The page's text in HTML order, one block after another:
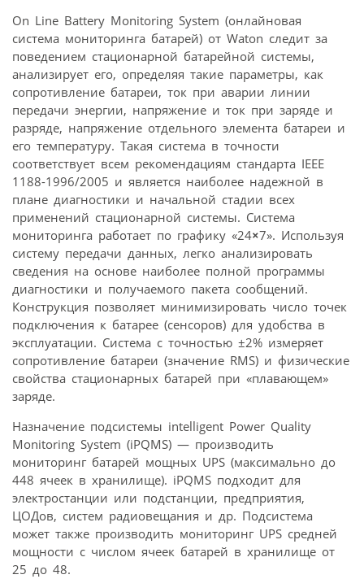
On Line Battery Monitoring System (онлайновая
система мониторинга батарей) от Waton следит за
поведением стационарной батарейной системы,
анализирует его, определяя такие параметры, как
сопротивление батареи, ток при аварии линии
передачи энергии, напряжение и ток при заряде и
разряде, напряжение отдельного элемента батареи и
его температуру. Такая система в точности
соответствует всем рекомендациям стандарта IEEE
1188-1996/2005 и является наиболее надежной в
плане диагностики и начальной стадии всех
применений стационарной системы. Система
мониторинга работает по графику «24×7». Используя
систему передачи данных, легко анализировать
сведения на основе наиболее полной программы
диагностики и получаемого пакета сообщений.
Конструкция позволяет минимизировать число точек
подключения к батарее (сенсоров) для удобства в
эксплуатации. Система с точностью ±2% измеряет
сопротивление батареи (значение RMS) и физические
свойства стационарных батарей при «плавающем»
заряде.
Назначение подсистемы intelligent Power Quality
Monitoring System (iPQMS) — производить
мониторинг батарей мощных UPS (максимально до
448 ячеек в хранилище). iPQMS подходит для
электростанции или подстанции, предприятия,
ЦОДов, систем радиовещания и др. Подсистема
может также производить мониторинг UPS средней
мощности с числом ячеек батарей в хранилище от
25 до 48.